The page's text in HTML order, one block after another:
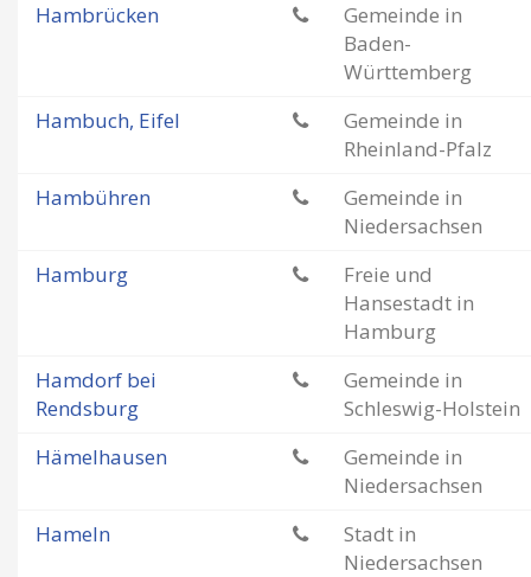
Hambrücken
Gemeinde in
Baden-
Württemberg
Hambuch, Eifel
Gemeinde in
Rheinland-Pfalz
Hambühren
Gemeinde in
Niedersachsen
Hamburg
Freie und
Hansestadt in
Hamburg
Hamdorf bei
Rendsburg
Gemeinde in
Schleswig-Holstein
Hämelhausen
Gemeinde in
Niedersachsen
Hameln
Stadt in
Niedersachsen